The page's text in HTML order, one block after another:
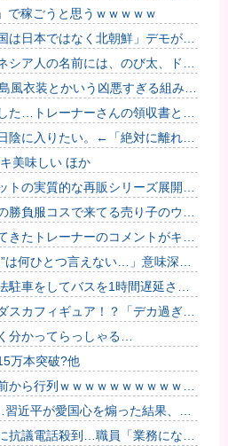
危険なのか？
で稼ごうと思うｗｗｗｗｗ
は日本ではなく北朝鮮」デモが開
シア人の名前には、のび太、ドラ
んちゃんなどあります」
風衣装とかいう凶悪すぎる組み合
」た…トレーナーさんの領収書と給
陰に入りたい。←「絶対に離れた
美味しい ほか
トの実質的な再販シリーズ展開止
勝負服コスで来てる売り子のウマ
きたトレーナーのコメントがキモ
長したらどうなるんや…」
は何ひとつ言えない…」意味深投
駐車をしてバスを1時間遅延させ
スカフィギュア！？「デカ過ぎん
分かってらっしゃる…
万本突破?他
から行列ｗｗｗｗｗｗｗｗｗｗｗ
近平が愛国心を煽った結果、
地に広がる！
抗議電話殺到…職員「業務になり